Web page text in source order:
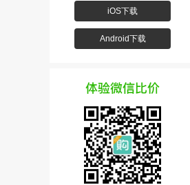
iOS下载
Android下载